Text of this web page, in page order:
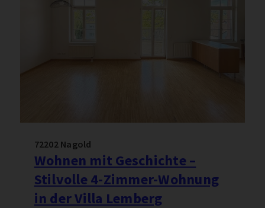
72202 Nagold
Wohnen mit Geschichte –
Stilvolle 4-Zimmer-Wohnung
in der Villa Lemberg